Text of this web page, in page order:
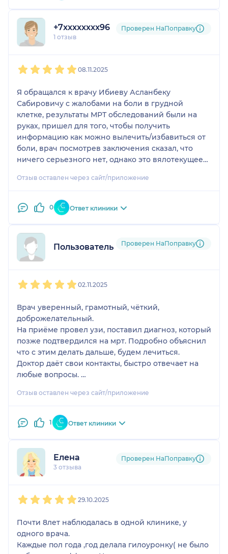
+7xxxxxxxx96
1 отзыв
Проверен НаПоправку
08.11.2025
Я обращался к врачу Ибиеву Асланбеку
Сабировичу с жалобами на боли в грудной
клетке, результаты МРТ обследований были на
руках, пришел для того, чтобы получить
информацию как можно вылечить/избавиться от
боли, врач посмотрев заключения сказал, что
ничего серьезного нет, однако это вялотекущее
приносит существенный дискомфорт человку
лечения есть, обсудили какие варианты лечения
существуют, и посоветовал вариант который
другие врачи (несколько) советовали лечение на
таблетках, которое мне совершенно не помогало.
Благодарен врачу за то что взял ответственнось
лечения (хотя никаких побочек от него нет) и в
абсолютно про все способы лечения + подробно
описал возможный результат каждого и рассказал
про эффективность методов, понравилось что у
врача есть опыт в решение данного вопроса.
Отзыв оставлен через сайт/приложение
0 Ответ клиники
Пользователь НаПоправку
Проверен НаПоправку
02.11.2025
Врач уверенный, грамотный, чёткий,
доброжелательный.
На приёме провел узи, поставил диагноз, который
позже подтвердился на мрт. Подробно объяснил
что с этим делать дальше, будем лечиться.
Доктор даёт свои контакты, быстро отвечает на
любые вопросы.
желание рекомендовать его знакомым.
Отзыв оставлен через сайт/приложение
1 Ответ клиники
Елена
3 отзыва
Проверен НаПоправку
29.10.2025
Почти 8лет наблюдалась в одной клинике, у
одного врача.
Каждые пол года ,год делала гилоуронку( не было